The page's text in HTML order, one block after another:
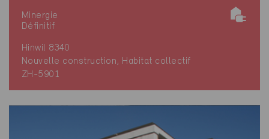
Minergie
Définitif
Hinwil 8340
Nouvelle construction, Habitat collectif
ZH-5901